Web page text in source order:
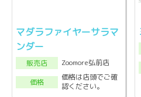
マダラファイヤーサラマ
ンダー
販売店
Zoomore弘前店
価格
価格は店頭でご確
認ください。